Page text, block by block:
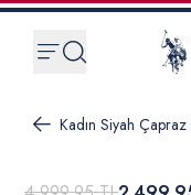
Kadın Siyah Çapraz